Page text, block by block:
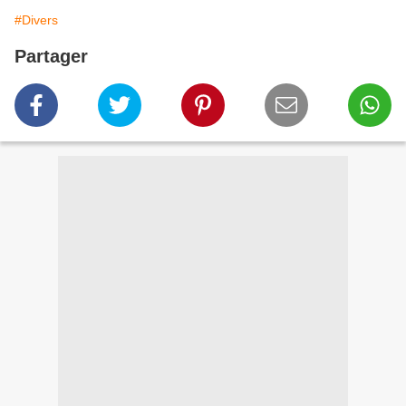
#Divers
Partager